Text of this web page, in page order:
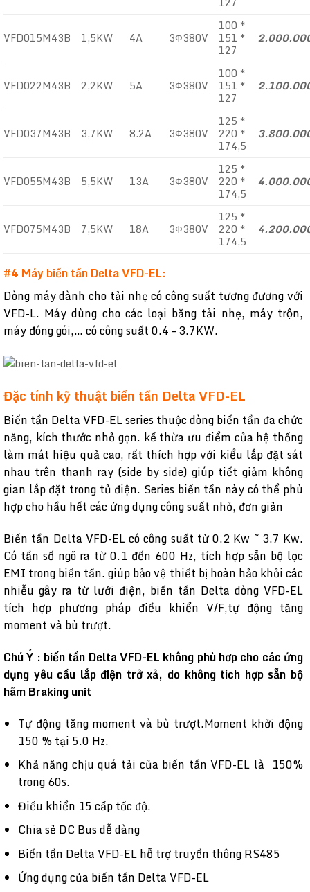
VFD015M43B 1,5KW 4A 3Ф380V
100 *
151 *
127
VFD022M43B 2,2KW 5A 3Ф380V
100 *
151 *
127
VFD037M43B 3,7KW 8.2A 3Ф380V
125 *
220 *
174,5
VFD055M43B 5,5KW 13A 3Ф380V
125 *
220 *
174,5
VFD075M43B 7,5KW 18A 3Ф380V
125 *
220 *
174,5
#4 Máy biến tần Delta VFD-EL:
Dòng máy dành cho tải nhẹ có công suất tương đương với
VFD-L. Máy dùng cho các loại băng tải nhẹ, máy trộn,
máy đóng gói,… có công suất 0.4 – 3.7KW.
Đặc tính kỹ thuật biến tần Delta VFD-EL
Biến tần Delta VFD-EL series thuộc dòng biến tần đa chức
năng, kích thước nhỏ gọn. kế thừa ưu điểm của hệ thống
làm mát hiệu quả cao, rất thích hợp với kiểu lắp đặt sát
nhau trên thanh ray (side by side) giúp tiết giảm không
gian lắp đặt trong tủ điện. Series biến tần này có thể phù
hợp cho hầu hết các ứng dụng công suất nhỏ, đơn giản
Biến tần Delta VFD-EL có công suất từ 0.2 Kw ~ 3.7 Kw.
Có tần số ngõ ra từ 0.1 đến 600 Hz, tích hợp sẵn bộ lọc
EMI trong biến tần. giúp bảo vệ thiết bị hoàn hảo khỏi các
nhiễu gây ra từ lưới điện, biến tần Delta dòng VFD-EL
tích hợp phương pháp điều khiển V/F,tự động tăng
moment và bù trượt. ​
Chú Ý : biến tần Delta VFD-EL không phù hơp cho các ứng
dụng yêu cầu lắp điện trở xả, do không tích hợp sẵn bộ
hãm Braking unit
Tự động tăng moment và bù trượt.Moment khởi động
150 % tại 5.0 Hz.
Khả năng chịu quá tải của biến tần VFD-EL là 150%
trong 60s.
Điều khiển 15 cấp tốc độ.
Chia sẻ DC Bus dễ dàng
Biến tần Delta VFD-EL hỗ trợ truyền thông RS485
Ứng dụng của biến tần Delta VFD-EL